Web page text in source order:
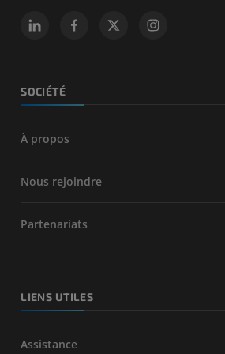
SOCIÉTÉ
À propos
Nous rejoindre
Partenariats
LIENS UTILES
Assistance